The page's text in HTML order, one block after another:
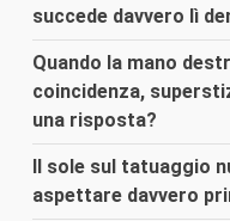
succede davvero lì
Quando la mano
coincidenza,
una risposta?
Il sole sul tatuaggio
aspettare davvero